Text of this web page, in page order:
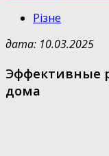
Різне
дата: 10.03.2025
Эффективные
дома